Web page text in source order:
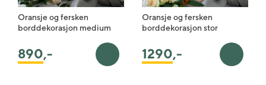
Oransje og fersken
borddekorasjon medium
890,- Legg i handlekurv
Oransje og fersken
borddekorasjon stor
1290,- Legg i